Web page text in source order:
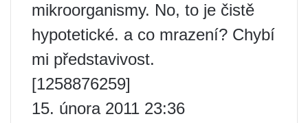
mikroorganismy. No, to je čistě
hypotetické. a co mrazení? Chybí
mi představivost.
[1258876259]
15. února 2011 23:36